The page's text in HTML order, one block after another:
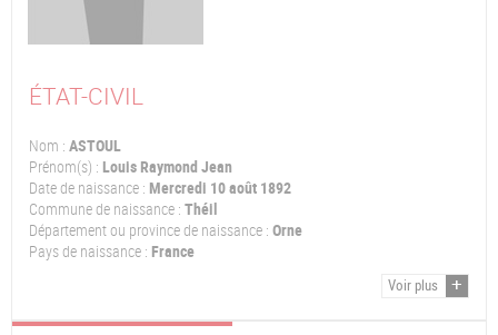
ÉTAT-CIVIL
Nom : ASTOUL
Prénom(s) : Louis Raymond Jean
Date de naissance : Mercredi 10 août 1892
Commune de naissance : Théil
Département ou province de naissance : Orne
Pays de naissance : France
Voir plus